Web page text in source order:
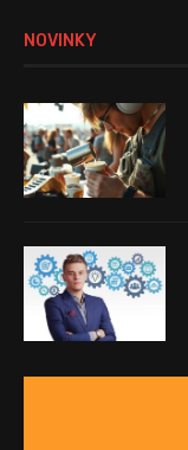
NOVINKY